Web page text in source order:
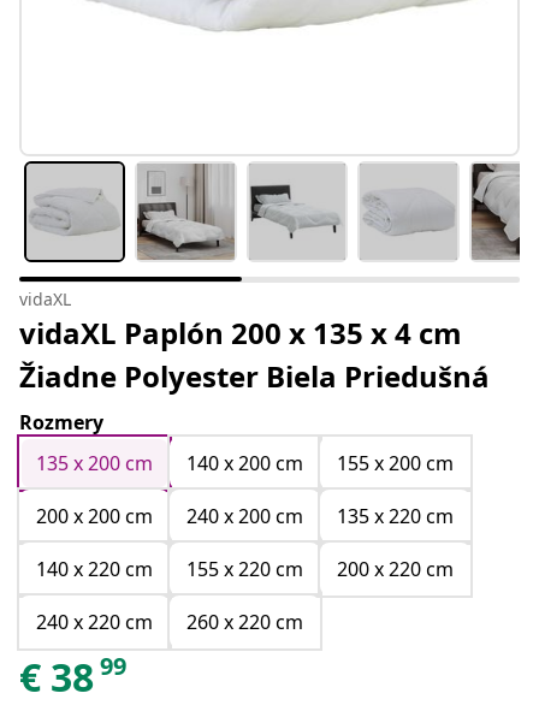
vidaXL
vidaXL Paplón 200 x 135 x 4 cm
Žiadne Polyester Biela Priedušná
Rozmery
135 x 200 cm
140 x 200 cm
155 x 200 cm
200 x 200 cm
240 x 200 cm
135 x 220 cm
140 x 220 cm
155 x 220 cm
200 x 220 cm
240 x 220 cm
260 x 220 cm
€ 3899